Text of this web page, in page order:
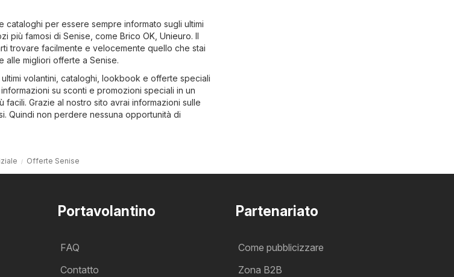
per essere sempre informato sugli ultimi
più famosi di Senise, come Brico OK, Unieuro. Il
trovare facilmente e velocemente quello che stai
alle migliori offerte a Senise.
volantini, cataloghi, lookbook e offerte speciali
su sconti e promozioni speciali in un
Grazie al nostro sito avrai informazioni sulle
Quindi non perdere nessuna opportunità di
Offerte Senise
Portavolantino
FAQ
Contatto
Partenariato
Come pubblicizzare
Zona B2B